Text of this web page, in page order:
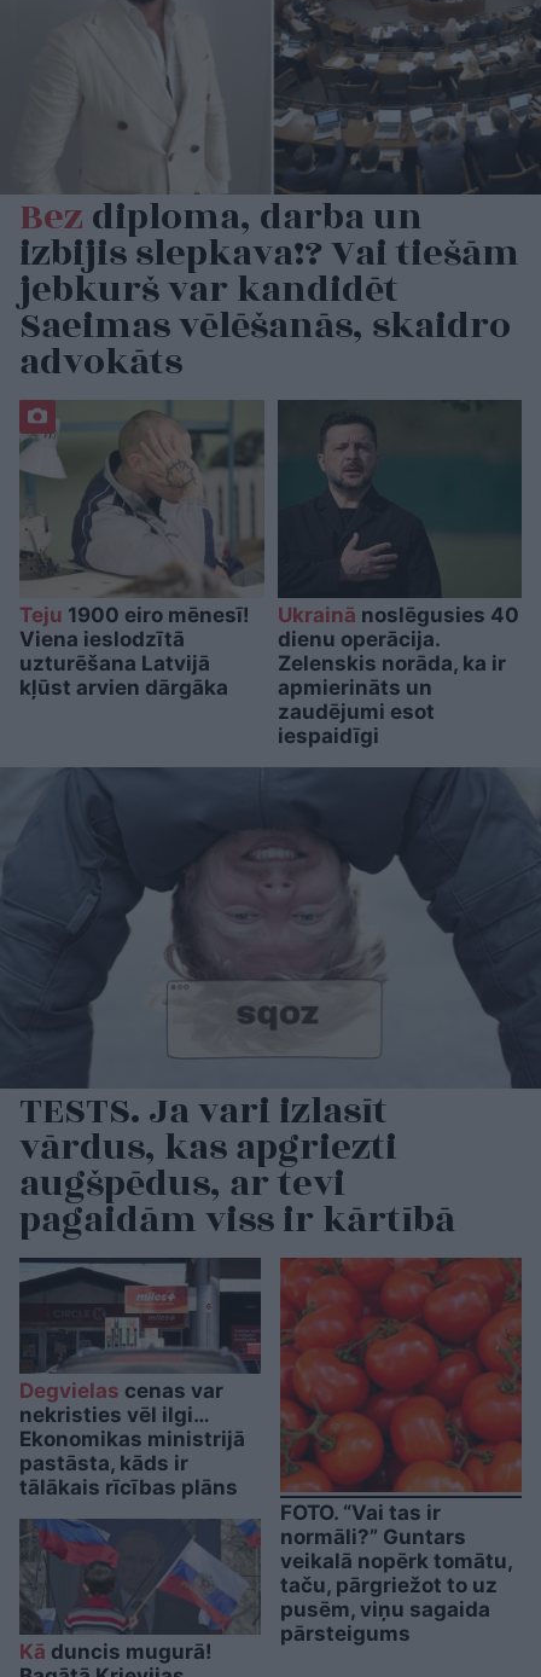
Bezdiploma, darba un
izbijis slepkava!? Vai tiešām
jebkurš var kandidēt
Saeimas vēlēšanās, skaidro
advokāts
Teju 1900 eiro mēnesī!
Viena ieslodzītā
uzturēšana Latvijā
kļūst arvien dārgāka
Ukrainā noslēgusies 40
dienu operācija.
Zelenskis norāda, ka ir
apmierināts un
zaudējumi esot
iespaidīgi
TESTS. Ja vari izlasīt
vārdus, kas apgriezti
augšpēdus, ar tevi
pagaidām viss ir kārtībā
Degvielas cenas var
nekristies vēl ilgi…
Ekonomikas ministrijā
pastāsta, kāds ir
tālākais rīcības plāns
Kā duncis mugurā!
FOTO. “Vai tas ir
normāli?” Guntars
veikalā nopērk tomātu,
taču, pārgriežot to uz
pusēm, viņu sagaida
pārsteigums